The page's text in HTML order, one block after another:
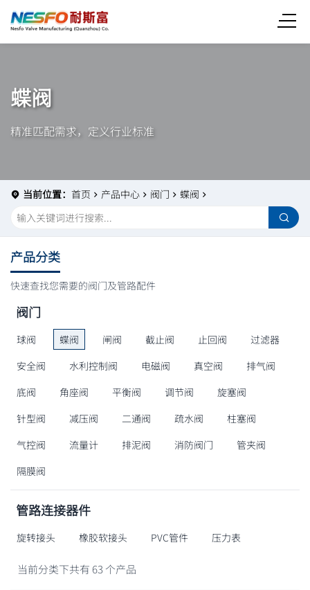
蝶阀
精准匹配需求，定义行业标准
当前位置： 首页 产品中心 阀门 蝶阀
产品分类
快速查找您需要的阀门及管路配件
阀门
球阀 蝶阀 闸阀 截止阀 止回阀
过滤器
安全阀
水利控制阀 电磁阀 真空阀
排气阀
底阀
角座阀 平衡阀 调节阀
旋塞阀
针型阀
减压阀 二通阀 疏水阀
柱塞阀
气控阀
流量计 排泥阀 消防阀门
管夹阀
隔膜阀
管路连接器件
旋转接头 橡胶软接头 PVC管件 压力表
当前分类下共有 63 个产品